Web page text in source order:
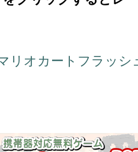
リオカートフラッシ